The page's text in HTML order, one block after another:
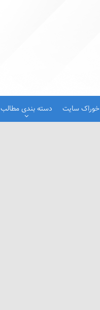
خوراک سایت دسته بندی مطالب